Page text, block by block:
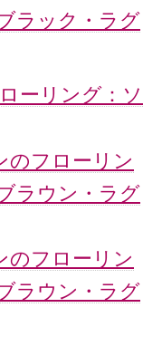
ラック・ラグ
ーリング：ソ
のフローリン
ラウン・ラグ
のフローリン
ラウン・ラグ